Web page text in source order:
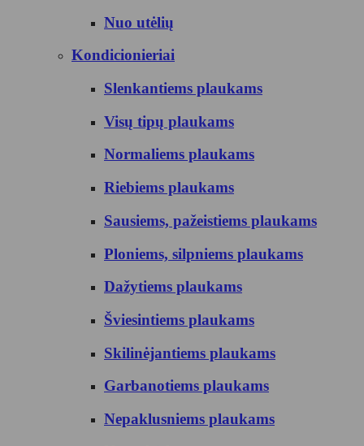
Nuo utėlių
Kondicionieriai
Slenkantiems plaukams
Visų tipų plaukams
Normaliems plaukams
Riebiems plaukams
Sausiems, pažeistiems plaukams
Ploniems, silpniems plaukams
Dažytiems plaukams
Šviesintiems plaukams
Skilinėjantiems plaukams
Garbanotiems plaukams
Nepaklusniems plaukams